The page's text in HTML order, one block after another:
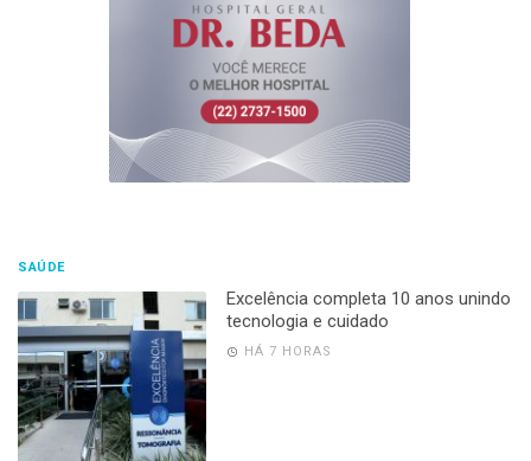
SAÚDE
Excelência completa 10 anos unindo
tecnologia e cuidado
HÁ 7 HORAS